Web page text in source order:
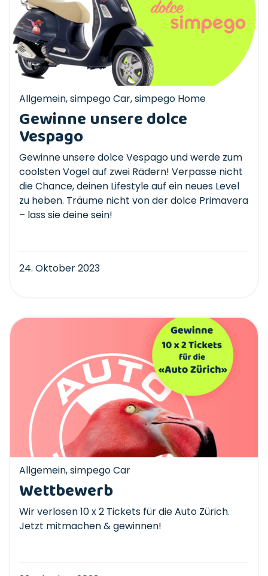
Allgemein,simpego Car,simpego Home
Gewinne unsere dolce
Vespago
Gewinne unsere dolce Vespago und werde zum
coolsten Vogel auf zwei Rädern! Verpasse nicht
die Chance, deinen Lifestyle auf ein neues Level
zu heben. Träume nicht von der dolce Primavera
– lass sie deine sein!
24. Oktober 2023
Allgemein,simpego Car
Wettbewerb
Wir verlosen 10 x 2 Tickets für die Auto Zürich.
Jetzt mitmachen & gewinnen!